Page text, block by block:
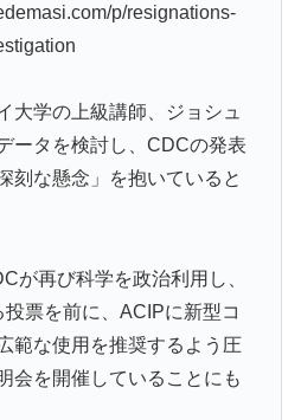
p/resignations-
大学の上級講師、ジョシュ
ータを検討し、CDCの発表
刻な懸念」を抱いていると
が再び科学を政治利用し、
票を前に、ACIPに新型コ
範な使用を推奨するよう圧
会を開催していることにも